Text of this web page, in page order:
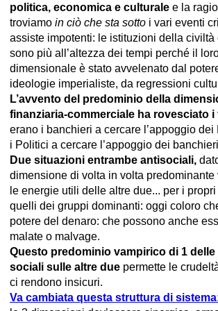
politica, economica e culturale e la
troviamo in ciò che sta sotto i vari eventi
assiste impotenti: le istituzioni della civiltà
sono più all’altezza dei tempi perché il
dimensionale è stato avvelenato dal
ideologie imperialiste, da regressioni
L’avvento del predominio della
finanziaria-commerciale ha rovesciato i
erano i banchieri a cercare l’appoggio
i Politici a cercare l’appoggio dei
Due situazioni entrambe antisociali,
dimensione di volta in volta predominante
le energie utili delle altre due... per i
quelli dei gruppi dominanti: oggi coloro
potere del denaro: che possono anche
malate o malvage.
Questo predominio vampirico di 1
sociali sulle altre due permette le
ci rendono insicuri.
Va cambiata questa struttura di